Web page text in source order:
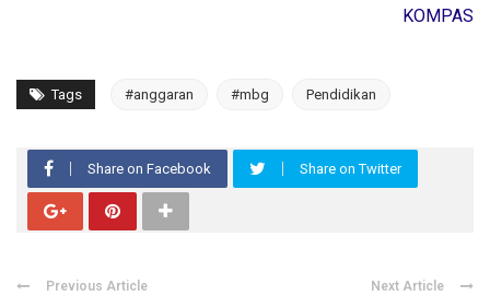
KOMPAS
Tags #anggaran #mbg Pendidikan
Share on Facebook Share on Twitter
Previous Article Next Article